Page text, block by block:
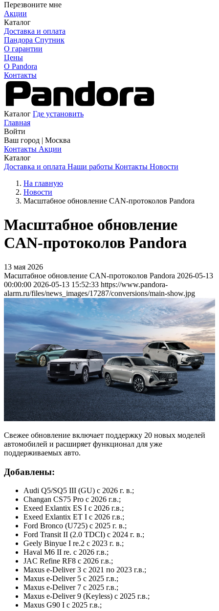
Перезвоните мне
Акции
Каталог
Доставка и оплата
Пандора Спутник
О гарантии
Цены
О Pandora
Контакты
Каталог Где установить
Главная
Войти
Ваш город | Москва
Контакты Акции
Каталог
Доставка и оплата Наши работы Контакты Новости
На главную
Новости
Масштабное обновление CAN-протоколов Pandora
Масштабное обновление
CAN-протоколов Pandora
13 мая 2026
Масштабное обновление CAN-протоколов Pandora 2026-05-13
00:00:00 2026-05-13 15:52:33 https://www.pandora-
alarm.ru/files/news_images/17287/conversions/main-show.jpg
Свежее обновление включает поддержку 20 новых моделей
автомобилей и расширяет функционал для уже
поддерживаемых авто.
Добавлены:
Audi Q5/SQ5 III (GU) с 2026 г. в.;
Changan CS75 Pro с 2026 г.в.;
Exeed Exlantix ES I с 2026 г.в.;
Exeed Exlantix ET I с 2026 г.в.;
Ford Bronco (U725) с 2025 г. в.;
Ford Transit II (2.0 TDCI) с 2024 г. в.;
Geely Binyue I re.2 с 2023 г. в.;
Haval M6 II re. с 2026 г.в.;
JAC Refine RF8 с 2026 г.в.;
Maxus e-Deliver 3 с 2021 по 2023 г.в.;
Maxus e-Deliver 5 с 2025 г.в.;
Maxus e-Deliver 7 с 2025 г.в.;
Maxus e-Deliver 9 (Keyless) с 2025 г.в.;
Maxus G90 I с 2025 г.в.;